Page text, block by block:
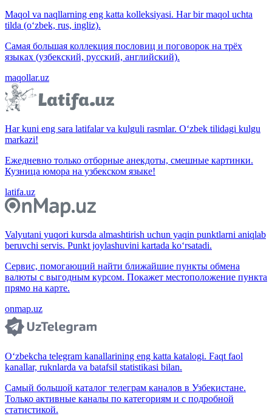
Maqol va naqllarning eng katta kolleksiyasi. Har bir maqol uchta
tilda (o‘zbek, rus, ingliz).
Самая большая коллекция пословиц и поговорок на трёх
языках (узбекский, русский, английский).
maqollar.uz
Har kuni eng sara latifalar va kulguli rasmlar. O‘zbek tilidagi kulgu
markazi!
Ежедневно только отборные анекдоты, смешные картинки.
Кузница юмора на узбекском языке!
latifa.uz
Valyutani yuqori kursda almashtirish uchun yaqin punktlarni aniqlab
beruvchi servis. Punkt joylashuvini kartada ko‘rsatadi.
Сервис, помогающий найти ближайшие пункты обмена
валюты с выгодным курсом. Покажет местоположение пункта
прямо на карте.
onmap.uz
O‘zbekcha telegram kanallarining eng katta katalogi. Faqt faol
kanallar, ruknlarda va batafsil statistikasi bilan.
Самый большой каталог телеграм каналов в Узбекистане.
Только активные каналы по категориям и с подробной
статистикой.